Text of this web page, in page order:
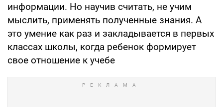
информации. Но научив считать, не учим
мыслить, применять полученные знания. А
это умение как раз и закладывается в первых
классах школы, когда ребенок формирует
свое отношение к учебе